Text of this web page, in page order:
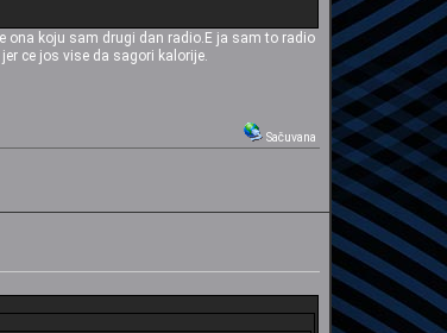
ona koju sam drugi dan radio.E ja sam to radio
ce jos vise da sagori kalorije.
Sačuvana